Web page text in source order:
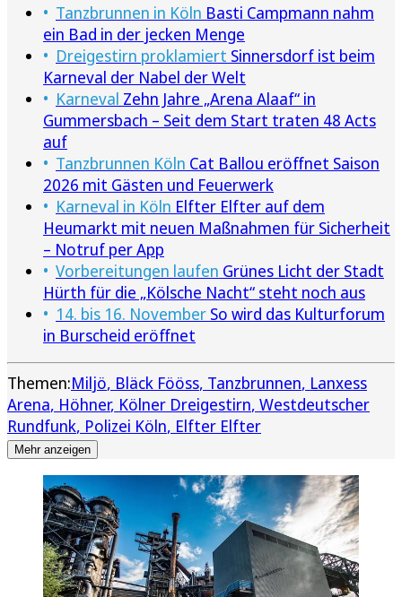
Tanzbrunnen in Köln Basti Campmann nahm
ein Bad in der jecken Menge
Dreigestirn proklamiert Sinnersdorf ist beim
Karneval der Nabel der Welt
Karneval Zehn Jahre „Arena Alaaf“ in
Gummersbach – Seit dem Start traten 48 Acts
auf
Tanzbrunnen Köln Cat Ballou eröffnet Saison
2026 mit Gästen und Feuerwerk
Karneval in Köln Elfter Elfter auf dem
Heumarkt mit neuen Maßnahmen für Sicherheit
– Notruf per App
Vorbereitungen laufen Grünes Licht der Stadt
Hürth für die „Kölsche Nacht“ steht noch aus
14. bis 16. November So wird das Kulturforum
in Burscheid eröffnet
Themen:Miljö Bläck Fööss Tanzbrunnen Lanxess
Arena Höhner Kölner Dreigestirn Westdeutscher
Rundfunk Polizei Köln Elfter Elfter
Mehr anzeigen